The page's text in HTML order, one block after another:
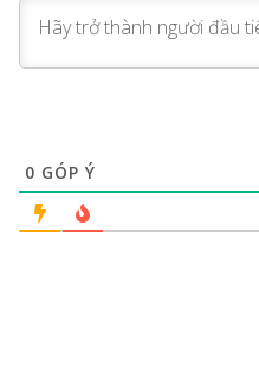
0 GÓP Ý